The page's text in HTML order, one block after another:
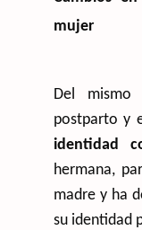
mujer
Del mismo
postparto y
identidad
hermana,
madre y ha
su identidad